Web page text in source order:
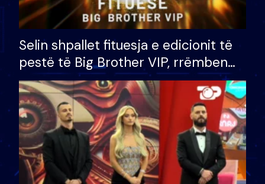
Selin shpallet fituesja e edicionit të
pestë të Big Brother VIP, rrëmben
çmimin e madh prej 100 mijë eurosh